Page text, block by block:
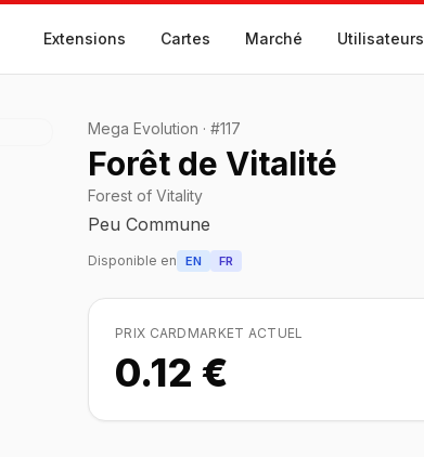
Extensions Cartes Marché Utilisateurs
Mega Evolution · #117
Forêt de Vitalité
Forest of Vitality
Peu Commune
Disponible en EN FR
PRIX CARDMARKET ACTUEL
0.12 €